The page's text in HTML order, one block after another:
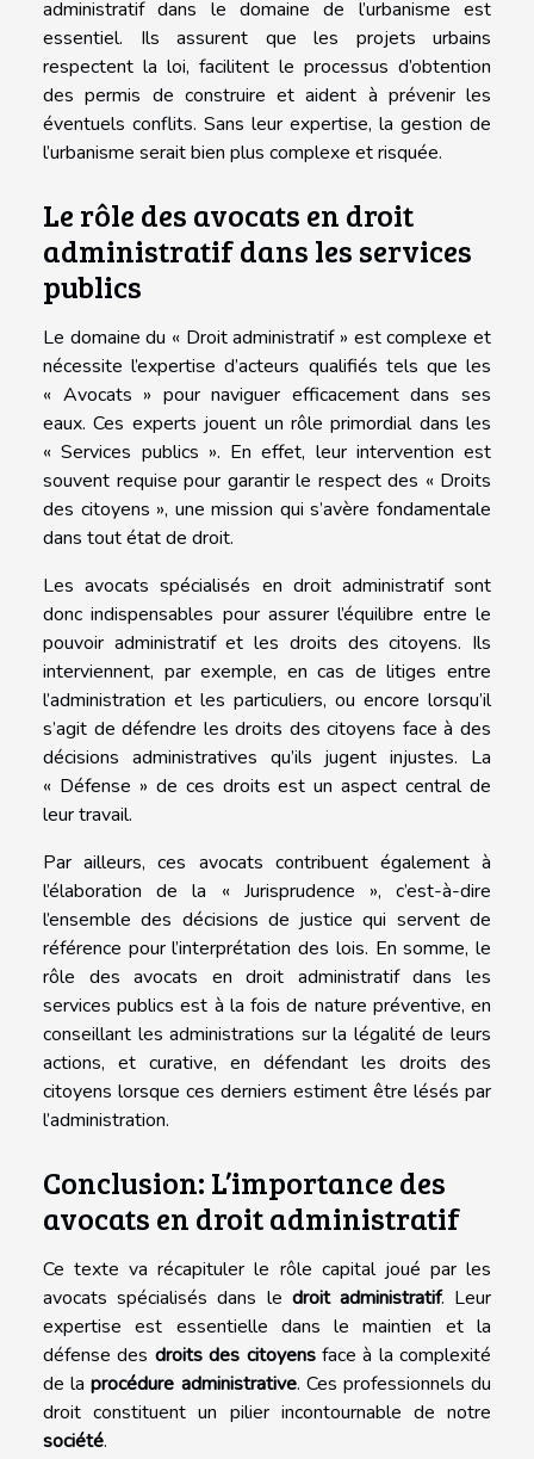
administratif dans le domaine de l’urbanisme est
essentiel. Ils assurent que les projets urbains
respectent la loi, facilitent le processus d’obtention
des permis de construire et aident à prévenir les
éventuels conflits. Sans leur expertise, la gestion de
l’urbanisme serait bien plus complexe et risquée.
Le rôle des avocats en droit
administratif dans les services
publics
Le domaine du « Droit administratif » est complexe et
nécessite l’expertise d’acteurs qualifiés tels que les
« Avocats » pour naviguer efficacement dans ses
eaux. Ces experts jouent un rôle primordial dans les
« Services publics ». En effet, leur intervention est
souvent requise pour garantir le respect des « Droits
des citoyens », une mission qui s’avère fondamentale
dans tout état de droit.
Les avocats spécialisés en droit administratif sont
donc indispensables pour assurer l’équilibre entre le
pouvoir administratif et les droits des citoyens. Ils
interviennent, par exemple, en cas de litiges entre
l’administration et les particuliers, ou encore lorsqu’il
s’agit de défendre les droits des citoyens face à des
décisions administratives qu’ils jugent injustes. La
« Défense » de ces droits est un aspect central de
leur travail.
Par ailleurs, ces avocats contribuent également à
l’élaboration de la « Jurisprudence », c’est-à-dire
l’ensemble des décisions de justice qui servent de
référence pour l’interprétation des lois. En somme, le
rôle des avocats en droit administratif dans les
services publics est à la fois de nature préventive, en
conseillant les administrations sur la légalité de leurs
actions, et curative, en défendant les droits des
citoyens lorsque ces derniers estiment être lésés par
l’administration.
Conclusion: L’importance des
avocats en droit administratif
Ce texte va récapituler le rôle capital joué par les
avocats spécialisés dans le droit administratif. Leur
expertise est essentielle dans le maintien et la
défense des droits des citoyensface à la complexité
de laprocédure administrative. Ces professionnels du
droit constituent un pilier incontournable de notre
société.